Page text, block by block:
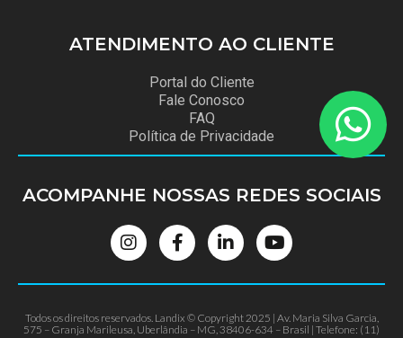
ATENDIMENTO AO CLIENTE
Portal do Cliente
Fale Conosco
FAQ
Política de Privacidade
ACOMPANHE NOSSAS REDES SOCIAIS
Todos os direitos reservados. Landix © Copyright 2025 | Av. Maria Silva Garcia,
575 – Granja Marileusa, Uberlândia – MG, 38406-634 – Brasil | Telefone: (11)